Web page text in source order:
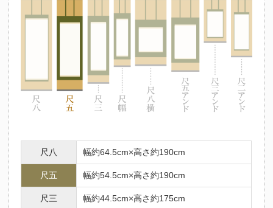
尺八 幅約64.5cm×高さ約190cm
尺五 幅約54.5cm×高さ約190cm
尺三 幅約44.5cm×高さ約175cm